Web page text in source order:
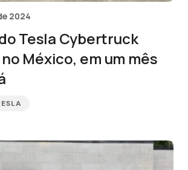
2024
Tesla Cybertruck
México, em um mês